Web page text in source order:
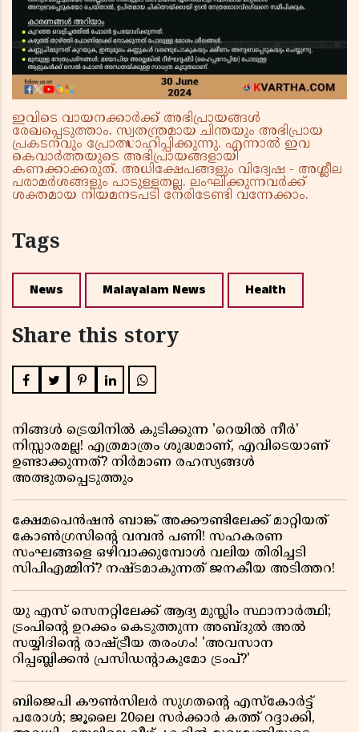
ഇവിടെ വായനക്കാർക്ക് അഭിപ്രായങ്ങൾ
രേഖപ്പെടുത്താം. സ്വതന്ത്രമായ ചിന്തയും അഭിപ്രായ
പ്രകടനവും പ്രോത്സാഹിപ്പിക്കുന്നു. എന്നാൽ ഇവ
കെവാർത്തയുടെ അഭിപ്രായങ്ങളായി
കണക്കാക്കരുത്. അധിക്ഷേപങ്ങളും വിദ്വേഷ - അശ്ലീല
പരാമർശങ്ങളും പാടുള്ളതല്ല. ലംഘിക്കുന്നവർക്ക്
ശക്തമായ നിയമനടപടി നേരിടേണ്ടി വന്നേക്കാം.
Tags
News Malayalam News Health
Share this story
നിങ്ങൾ ട്രെയിനിൽ കുടിക്കുന്ന 'റെയിൽ നീർ'
നിസ്സാരമല്ല! എത്രമാത്രം ശുദ്ധമാണ്, എവിടെയാണ്
ഉണ്ടാക്കുന്നത്? നിർമാണ രഹസ്യങ്ങൾ
അത്ഭുതപ്പെടുത്തും
ക്ഷേമപെൻഷൻ ബാങ്ക് അക്കൗണ്ടിലേക്ക് മാറ്റിയത്
കോൺഗ്രസിന്റെ വമ്പൻ പണി! സഹകരണ
സംഘങ്ങളെ ഒഴിവാക്കുമ്പോൾ വലിയ തിരിച്ചടി
സിപിഎമ്മിന്? നഷ്ടമാകുന്നത് ജനകീയ അടിത്തറ!
യു എസ് സെനറ്റിലേക്ക് ആദ്യ മുസ്ലിം സ്ഥാനാർത്ഥി;
ട്രംപിന്റെ ഉറക്കം കെടുത്തുന്ന അബ്ദുൽ അൽ
സയ്യിദിന്റെ രാഷ്ട്രീയ തരംഗം! 'അവസാന
റിപ്പബ്ലിക്കൻ പ്രസിഡന്റാകുമോ ട്രംപ്?'
ബിജെപി കൗൺസിലർ സുഗതന്റെ എസ്‌കോർട്ട്
പരോൾ; ജൂലൈ 20ലെ സർക്കാർ കത്ത് റദ്ദാക്കി,